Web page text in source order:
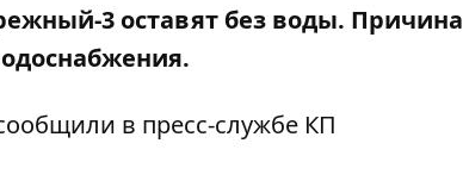
3 оставят без воды. Причина
в пресс-службе КП